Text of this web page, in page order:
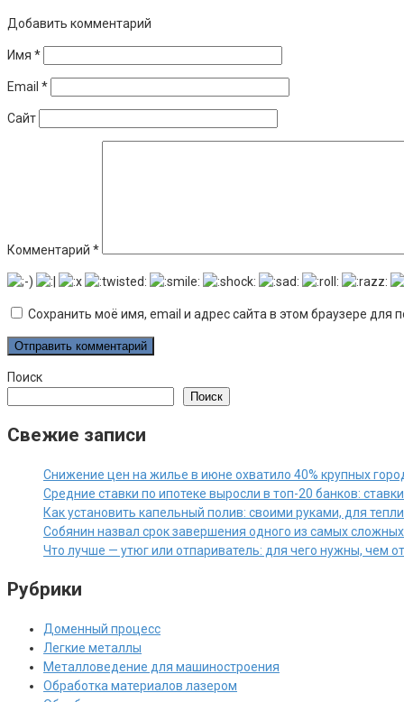
Добавить комментарий
Имя *
Email *
Сайт
Комментарий *
Сохранить моё имя, email и адрес сайта в этом браузере
Поиск
Поиск
Свежие записи
Снижение цен на жилье в июне охватило 40% крупных
Средние ставки по ипотеке выросли в топ-20 банков:
Как установить капельный полив: своими руками, для
Собянин назвал срок завершения одного из самых
Что лучше — утюг или отпариватель: для чего нужны, чем
Рубрики
Доменный процесс
Легкие металлы
Металловедение для машиностроения
Обработка материалов лазером